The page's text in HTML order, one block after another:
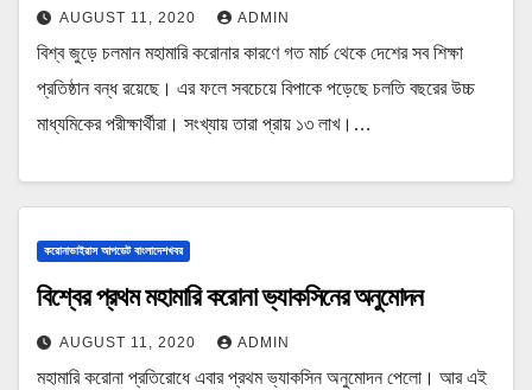
AUGUST 11, 2020 ADMIN
বিশ্ব জুড়ে চলমান মহামারি করোনার কারণে গত মার্চ থেকে দেশের সব শিক্ষা
প্রতিষ্ঠান বন্ধ রয়েছে। এর ফলে সবচেয়ে বিপাকে পড়েছে চলতি বছরের উচ্চ
মাধ্যমিকের পরীক্ষার্থীরা। সংখ্যায় তারা প্রায় ১৩ লাখ।…
করোনাভাইরাস আপডেট বাংলাদেশখবর
বিশ্বের প্রথম মহামারি করোনা ভ্যাকসিনের অনুমোদন
AUGUST 11, 2020 ADMIN
মহামারি করোনা প্রতিরোধে এবার প্রথম ভ্যাকসিন অনুমোদন পেলো। আর এই